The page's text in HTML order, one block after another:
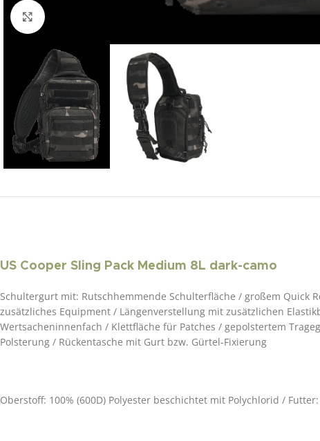
US Cooper Sling Pack Medium 8L dark-camo
Schultergurt mit: Rutschhemmende Schulterfläche / großem Quick
zusätzliches Equipment / Längenverstellung mit zusätzlichen
Wertsacheninnenfach / Klettfläche für Patches / gepolstertem
Polsterung / Rückentasche mit Gurt bzw. Gürtel-Fixierung
Oberstoff: 100% (600D) Polyester beschichtet mit Polychlorid /